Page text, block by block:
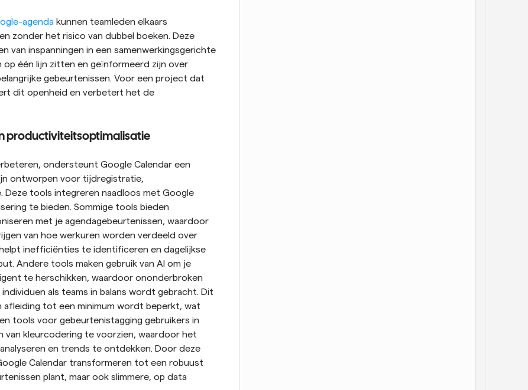
agenda kunnen teamleden elkaars
zonder het risico van dubbel boeken. Deze
van inspanningen in een samenwerkingsgerichte
één lijn zitten en geïnformeerd zijn over
gebeurtenissen. Voor een project dat
dit openheid en verbetert het de
productiviteitsoptimalisatie
ondersteunt Google Calendar een
ontworpen voor tijdregistratie,
tools integreren naadloos met Google
te bieden. Sommige tools bieden
met je agendagebeurtenissen, waardoor
van hoe werkuren worden verdeeld over
inefficiënties te identificeren en dagelijkse
Andere tools maken gebruik van AI om je
te herschikken, waardoor ononderbroken
als teams in balans wordt gebracht. Dit
tot een minimum wordt beperkt, wat
tools voor gebeurtenistagging gebruikers in
kleurcodering te voorzien, waardoor het
en trends te ontdekken. Door deze
Calendar transformeren tot een robuust
plant, maar ook slimmere, op data